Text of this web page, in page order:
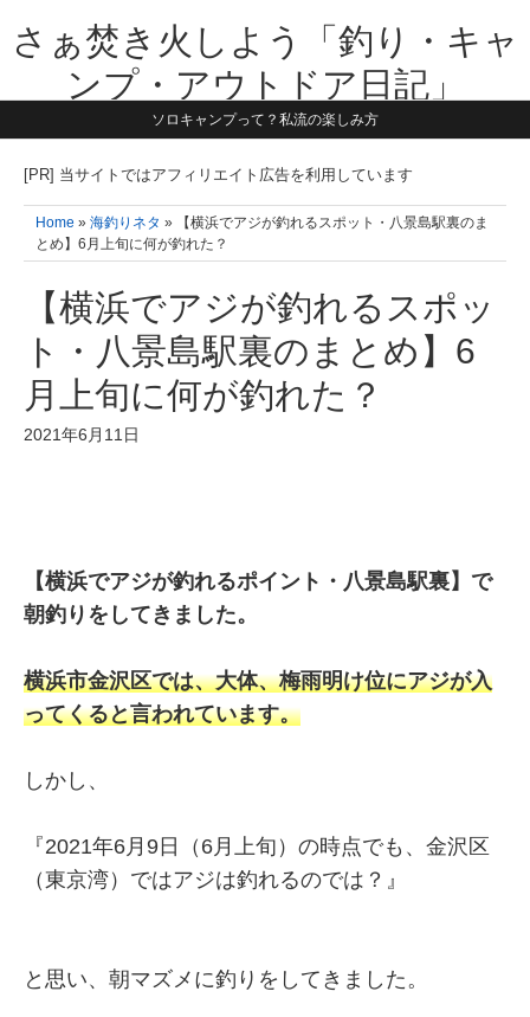
さぁ焚き火しよう「釣り・キャ
ンプ・アウトドア日記」
【テーマは子供と一緒に本気で遊ぶ】1981年うまれ・横浜在住。妻と3
す。同じ世代のお父さんに読んで頂けたら嬉しいです！よろしくお願い
ソロキャンプって？私流の楽しみ方
[PR] 当サイトではアフィリエイト広告を利用しています
Home » 海釣りネタ » 【横浜でアジが釣れるスポット・八景島駅裏のま
とめ】6月上旬に何が釣れた？
【横浜でアジが釣れるスポッ
ト・八景島駅裏のまとめ】6
月上旬に何が釣れた？
2021年6月11日
【横浜でアジが釣れるポイント・八景島駅裏】で
朝釣りをしてきました。
横浜市金沢区では、大体、梅雨明け位にアジが入
ってくると言われています。
しかし、
『2021年6月9日（6月上旬）の時点でも、金沢区
（東京湾）ではアジは釣れるのでは？』
と思い、朝マズメに釣りをしてきました。